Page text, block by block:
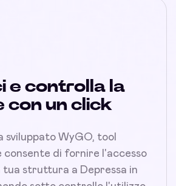
e controlla la
con un click
sviluppato WyGO, tool
di fornire l'accesso
tua struttura a Depressa in